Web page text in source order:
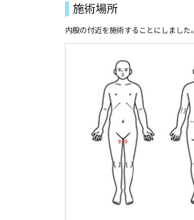
施術場所
内股の付近を施術することにしました。